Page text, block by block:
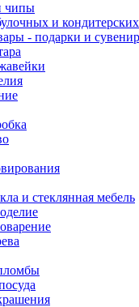
чипы
и
- подарки и
и стеклянная мебель